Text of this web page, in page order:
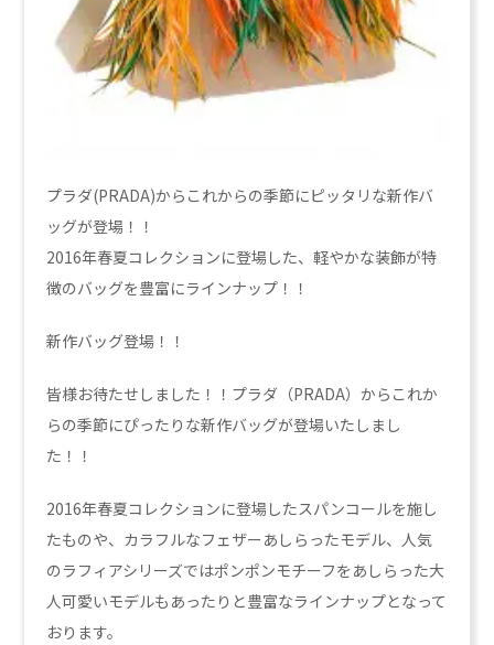
プラダ(PRADA)からこれからの季節にピッタリな新作バ
ッグが登場！！
2016年春夏コレクションに登場した、軽やかな装飾が特
徴のバッグを豊富にラインナップ！！
新作バッグ登場！！
皆様お待たせしました！！プラダ（PRADA）からこれか
らの季節にぴったりな新作バッグが登場いたしまし
た！！
2016年春夏コレクションに登場したスパンコールを施し
たものや、カラフルなフェザーあしらったモデル、人気
のラフィアシリーズではポンポンモチーフをあしらった大
人可愛いモデルもあったりと豊富なラインナップとなって
おります。